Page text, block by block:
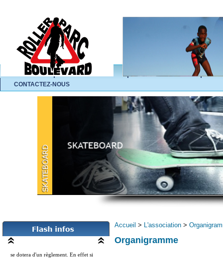
ACCUEIL L'ASSOCIATION
CONTACTEZ-NOUS
Roller Règlement
Bientôt la pratique du roller au Gabon
depuis sa création ...
Accueil > L'association >
Organigramme